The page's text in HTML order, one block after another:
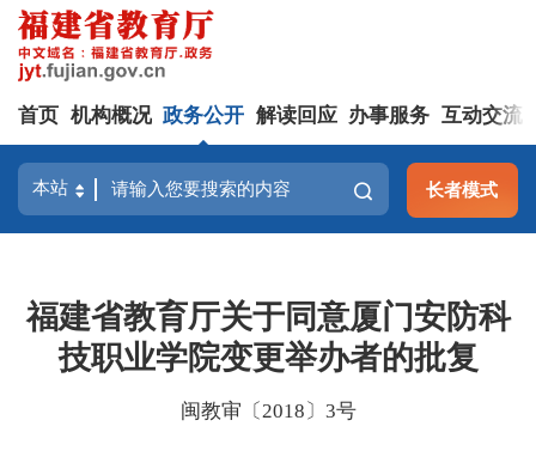
首页 机构概况 政务公开 解读回应 办事服务 互动交流
长者模式
福建省教育厅关于同意厦门安防科
技职业学院变更举办者的批复
闽教审〔2018〕3号